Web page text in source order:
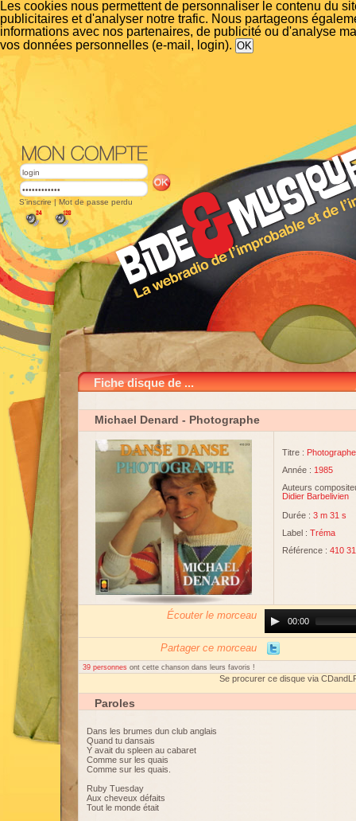
Les cookies nous permettent de personnaliser le contenu du
publicitaires et d'analyser notre trafic. Nous partageons
informations avec nos partenaires, de publicité ou d'analyse
vos données personnelles (e-mail, login).
S'inscrire | Mot de passe perdu
Fiche disque de ...
Michael Denard - Photographe
Titre : Photographe
Année : 1985
Auteurs
Didier Barbelivien
Durée : 3 m 31 s
Label : Tréma
Référence : 410
Écouter le morceau
Player00:00
Partager ce morceau
39 personnes ont cette chanson dans leurs favoris !
Se procurer ce disque via
Paroles
Dans les brumes dun club anglais
Quand tu dansais
Y avait du spleen au cabaret
Comme sur les quais
Comme sur les quais.
Ruby Tuesday
Aux cheveux défaits
Tout le monde était